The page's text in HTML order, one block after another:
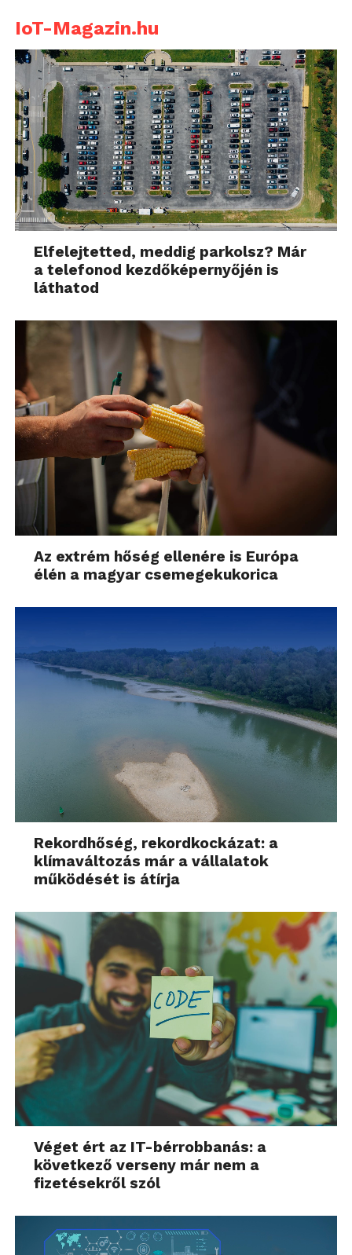
IoT-Magazin.hu
Elfelejtetted, meddig parkolsz? Már
a telefonod kezdőképernyőjén is
láthatod
Az extrém hőség ellenére is Európa
élén a magyar csemegekukorica
Rekordhőség, rekordkockázat: a
klímaváltozás már a vállalatok
működését is átírja
Véget ért az IT-bérrobbanás: a
következő verseny már nem a
fizetésekről szól